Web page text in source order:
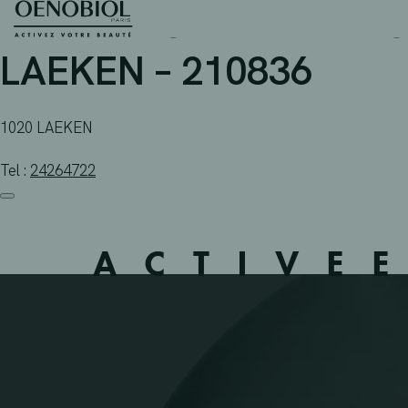
SkipPHARMACIE
LAEKEN – 210836
1020 LAEKEN
Tel : 24264722